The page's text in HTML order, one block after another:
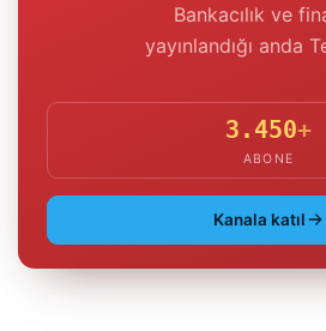
Bankacılık ve
yayınlandığı anda
3.450+
ABONE
Kanala katıl